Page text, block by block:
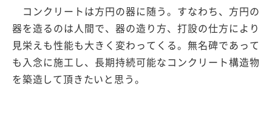
コンクリートは方円の器に随う。すなわち、方円の
器を造るのは人間で、器の造り方、打設の仕方により
見栄えも性能も大きく変わってくる。無名碑であって
も入念に施工し、長期持続可能なコンクリート構造物
を築造して頂きたいと思う。